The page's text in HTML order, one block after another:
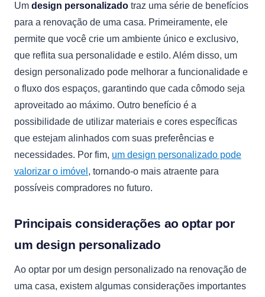
Um design personalizado traz uma série de benefícios
para a renovação de uma casa. Primeiramente, ele
permite que você crie um ambiente único e exclusivo,
que reflita sua personalidade e estilo. Além disso, um
design personalizado pode melhorar a funcionalidade e
o fluxo dos espaços, garantindo que cada cômodo seja
aproveitado ao máximo. Outro benefício é a
possibilidade de utilizar materiais e cores específicas
que estejam alinhados com suas preferências e
necessidades. Por fim, um design personalizado pode
valorizar o imóvel , tornando-o mais atraente para
possíveis compradores no futuro.
Principais considerações ao optar por
um design personalizado
Ao optar por um design personalizado na renovação de
uma casa, existem algumas considerações importantes